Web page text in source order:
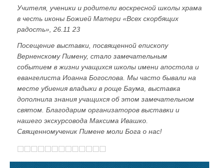
Учителя, ученики и родители воскресной школы храма
в честь иконы Божией Матери «Всех скорбящих
радость», 26.11 23
Посещение выставки, посвященной епископу
Верненскому Пимену, стало замечательным
событием в жизни учащихся школы имени апостола и
евангелиста Иоанна Богослова. Мы часто бывали на
месте убиения владыки в роще Баума, выставка
дополнила знания учащихся об этом замечательном
святом. Благодарим организаторов выставки и
нашего экскурсовода Максима Ивашко.
Священномученик Пимене моли Бога о нас!